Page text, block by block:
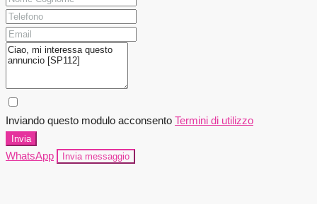
Inviando questo modulo acconsento Termini di utilizzo
Invia
WhatsApp Invia messaggio